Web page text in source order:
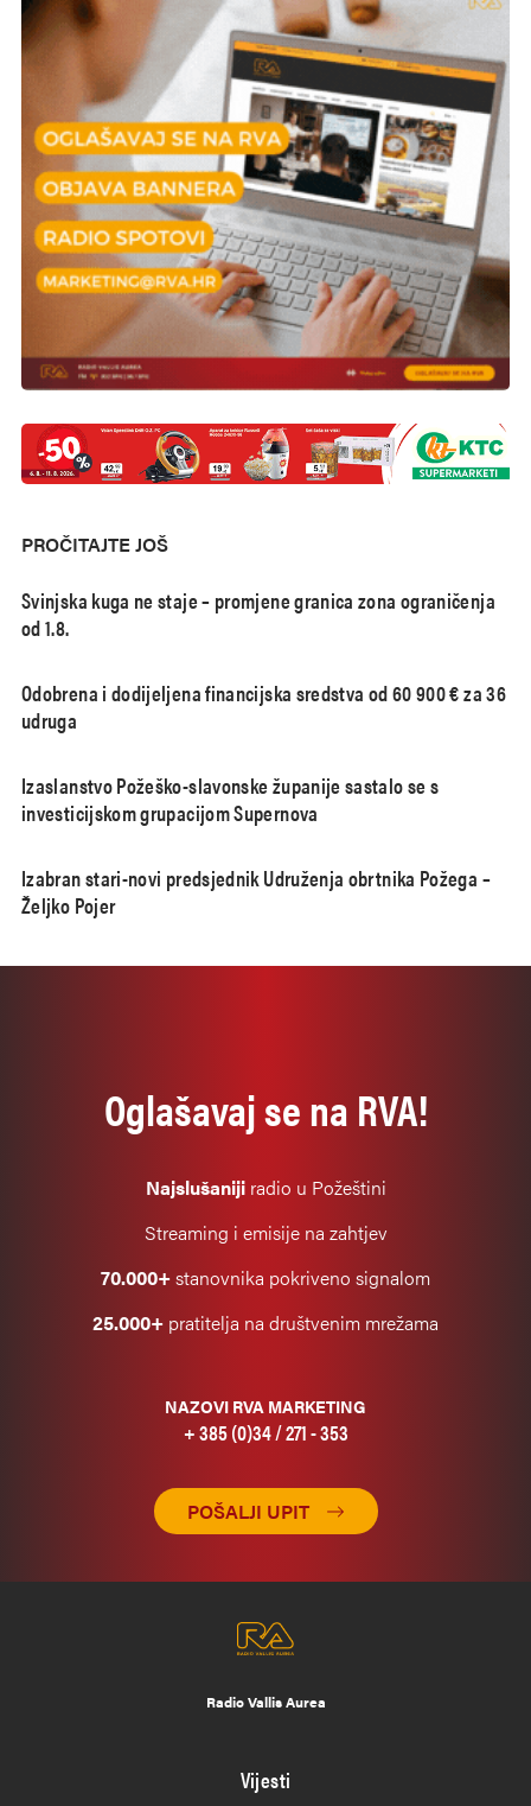
PROČITAJTE JOŠ
Svinjska kuga ne staje – promjene granica zona ograničenja
od 1.8.
Odobrena i dodijeljena financijska sredstva od 60 900 € za 36
udruga
Izaslanstvo Požeško-slavonske županije sastalo se s
investicijskom grupacijom Supernova
Izabran stari-novi predsjednik Udruženja obrtnika Požega –
Željko Pojer
Oglašavaj se na RVA!
Najslušanijiradio u Požeštini
Streaming i emisije na zahtjev
70.000+stanovnika pokriveno signalom
25.000+ pratitelja na društvenim mrežama
NAZOVI RVA MARKETING
+ 385 (0)34 / 271 - 353
POŠALJI UPIT
Radio Vallis Aurea
Vijesti